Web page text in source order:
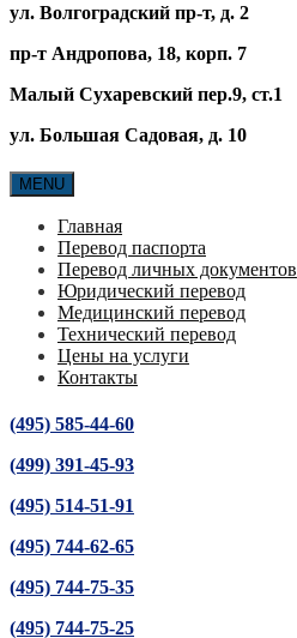
ул. Волгоградский пр-т, д. 2
пр-т Андропова, 18, корп. 7
Малый Сухаревский пер.9, ст.1
ул. Большая Садовая, д. 10
MENU
Главная
Перевод паспорта
Перевод личных документов
Юридический перевод
Медицинский перевод
Технический перевод
Цены на услуги
Контакты
(495) 585-44-60
(499) 391-45-93
(495) 514-51-91
(495) 744-62-65
(495) 744-75-35
(495) 744-75-25